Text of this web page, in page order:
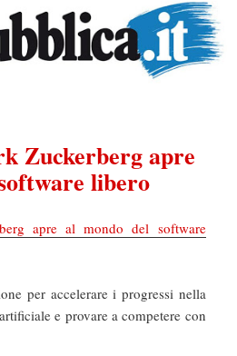
Zuckerberg apre
libero
apre al mondo del software
per accelerare i progressi nella
e provare a competere con